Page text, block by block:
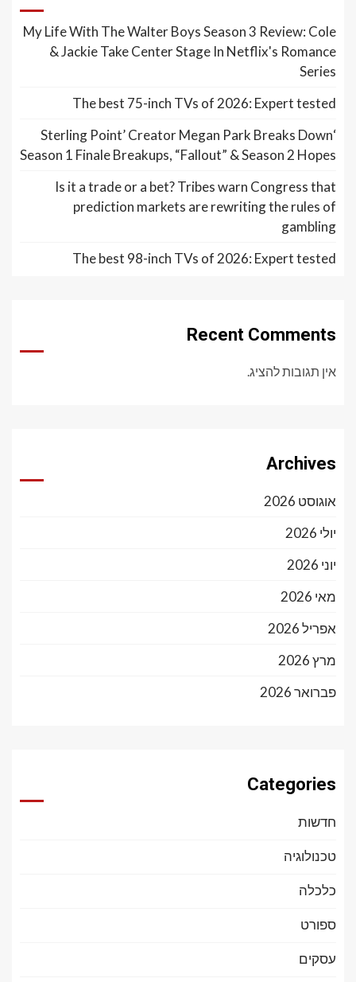
My Life With The Walter Boys Season 3 Review: Cole
& Jackie Take Center Stage In Netflix's Romance
Series
The best 75-inch TVs of 2026: Expert tested
‘Sterling Point’ Creator Megan Park Breaks Down
Season 1 Finale Breakups, “Fallout” & Season 2 Hopes
Is it a trade or a bet? Tribes warn Congress that
prediction markets are rewriting the rules of
gambling
The best 98-inch TVs of 2026: Expert tested
Recent Comments
אין תגובות להציג.
Archives
אוגוסט 2026
יולי 2026
יוני 2026
מאי 2026
אפריל 2026
מרץ 2026
פברואר 2026
Categories
חדשות
טכנולוגיה
כלכלה
ספורט
עסקים